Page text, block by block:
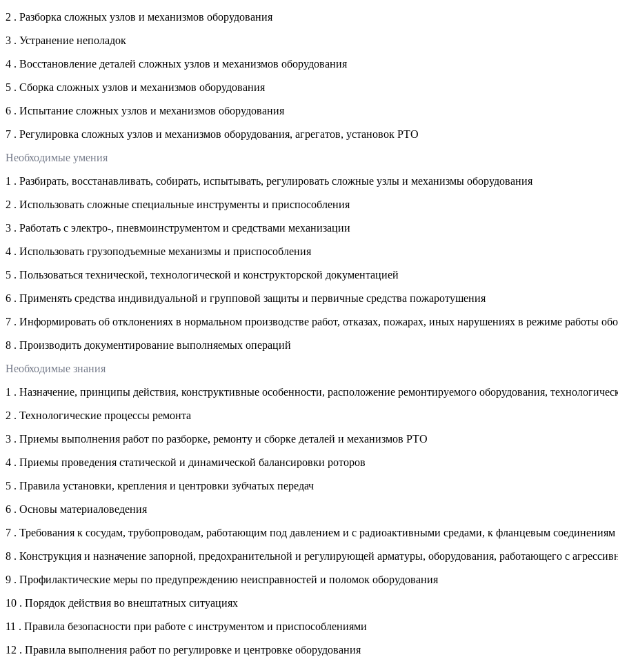
2 . Разборка сложных узлов и механизмов оборудования
3 . Устранение неполадок
4 . Восстановление деталей сложных узлов и механизмов оборудования
5 . Сборка сложных узлов и механизмов оборудования
6 . Испытание сложных узлов и механизмов оборудования
7 . Регулировка сложных узлов и механизмов оборудования, агрегатов, установок РТО
Необходимые умения
1 . Разбирать, восстанавливать, собирать, испытывать, регулировать сложные узлы и механизмы оборудования
2 . Использовать сложные специальные инструменты и приспособления
3 . Работать с электро-, пневмоинструментом и средствами механизации
4 . Использовать грузоподъемные механизмы и приспособления
5 . Пользоваться технической, технологической и конструкторской документацией
6 . Применять средства индивидуальной и групповой защиты и первичные средства пожаротушения
7 . Информировать об отклонениях в нормальном производстве работ, отказах, пожарах, иных нарушениях в режиме работы
8 . Производить документирование выполняемых операций
Необходимые знания
1 . Назначение, принципы действия, конструктивные особенности, расположение ремонтируемого оборудования,
2 . Технологические процессы ремонта
3 . Приемы выполнения работ по разборке, ремонту и сборке деталей и механизмов РТО
4 . Приемы проведения статической и динамической балансировки роторов
5 . Правила установки, крепления и центровки зубчатых передач
6 . Основы материаловедения
7 . Требования к сосудам, трубопроводам, работающим под давлением и с радиоактивными средами, к фланцевым соединениям
8 . Конструкция и назначение запорной, предохранительной и регулирующей арматуры, оборудования, работающего с
9 . Профилактические меры по предупреждению неисправностей и поломок оборудования
10 . Порядок действия во внештатных ситуациях
11 . Правила безопасности при работе с инструментом и приспособлениями
12 . Правила выполнения работ по регулировке и центровке оборудования